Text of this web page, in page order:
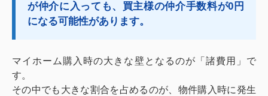
が仲介に入っても、買主様の仲介手数料が0円
になる可能性があります。
マイホーム購入時の大きな壁となるのが「諸費用」で
す。
その中でも大きな割合を占めるのが、物件購入時に発生